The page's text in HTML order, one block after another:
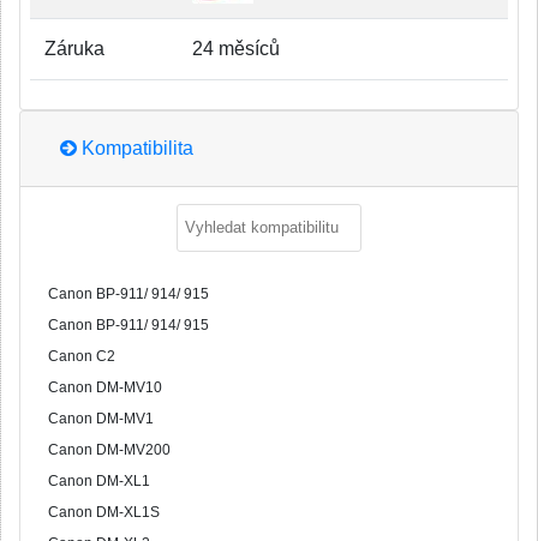
Záruka 24 měsíců
Kompatibilita
Canon BP-911/ 914/ 915
Canon BP-911/ 914/ 915
Canon C2
Canon DM-MV10
Canon DM-MV1
Canon DM-MV200
Canon DM-XL1
Canon DM-XL1S